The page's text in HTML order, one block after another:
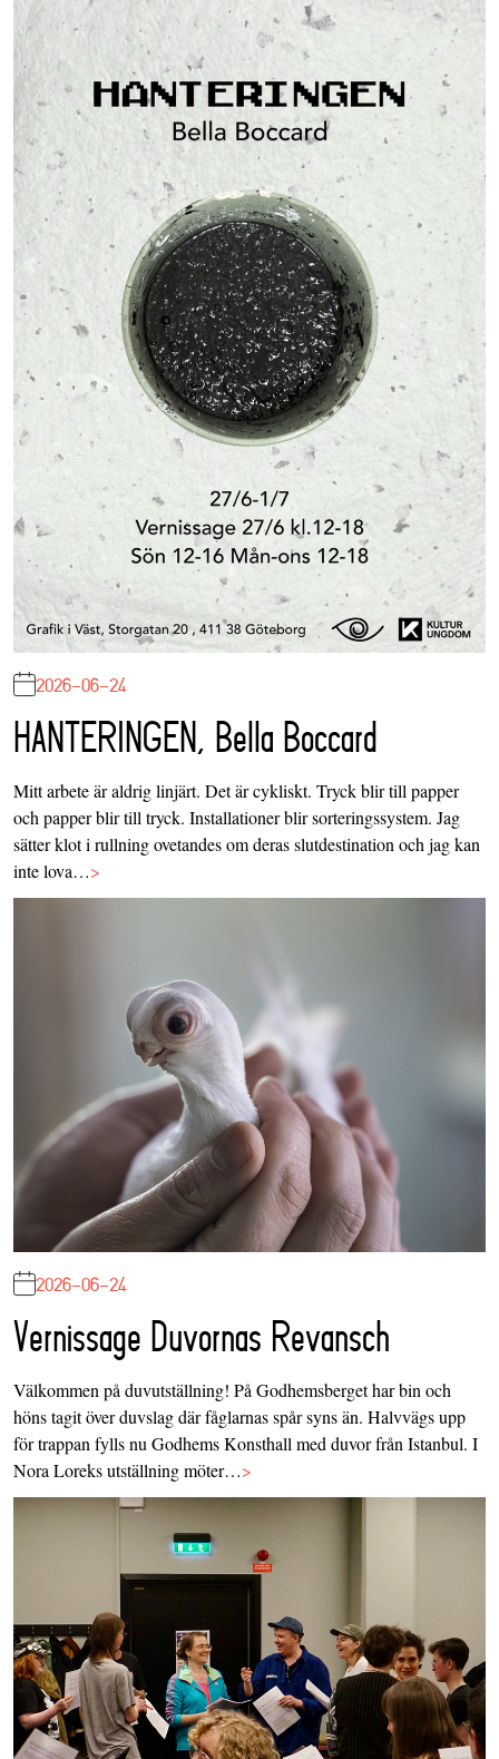
2026-06-24
HANTERINGEN, Bella Boccard
Mitt arbete är aldrig linjärt. Det är cykliskt. Tryck blir till papper
och papper blir till tryck. Installationer blir sorteringssystem. Jag
sätter klot i rullning ovetandes om deras slutdestination och jag kan
inte lova…>
2026-06-24
Vernissage Duvornas Revansch
Välkommen på duvutställning! På Godhemsberget har bin och
höns tagit över duvslag där fåglarnas spår syns än. Halvvägs upp
för trappan fylls nu Godhems Konsthall med duvor från Istanbul. I
Nora Loreks utställning möter…>